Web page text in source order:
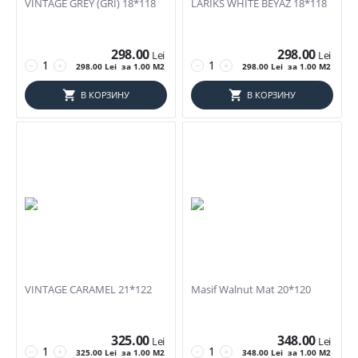
20*20
20mm 60*60
20mm 60*90
22,5*14,8
23*150
Дополнительно
Satin
Мрамор
Бренд
Evimetal
VINTAGE GREY (GRI) 18*118
+
−
298.00 Lei
298.00 Lei за 1.00 M2
В КОРЗИНУ
LARIKS WHITE BEYAZ 18*118
+
−
298.00 Lei
298.00 Lei за 1.00 M2
В КОРЗИНУ
VINTAGE CARAMEL 21*122
+
−
325.00 Lei
325.00 Lei за 1.00 M2
Masif Walnut Mat 20*120
+
−
348.00 Lei
348.00 Lei за 1.00 M2